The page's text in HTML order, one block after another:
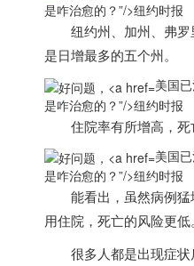
是咋治愈的？”/>纽约时报
纽约州、加州、弗罗
是日增最多的五个州。
美国
是咋治愈的？”/>纽约时报
住院率有所增高，死
美国
是咋治愈的？”/>纽约时报
能看出，虽然病例
用住院，死亡的风险更低。
很多人都是出现症